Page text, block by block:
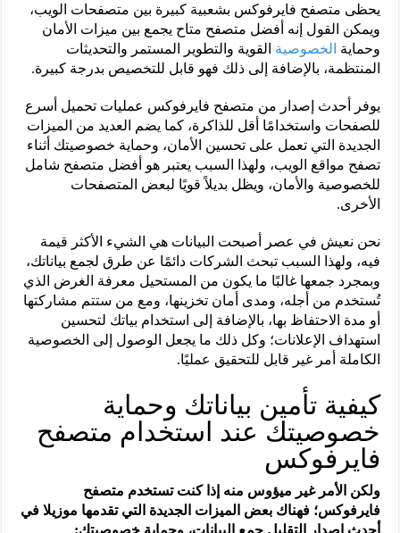
يحظى متصفح فايرفوكس بشعبية كبيرة بين متصفحات الويب،
ويمكن القول إنه أفضل متصفح متاح يجمع بين ميزات الأمان
وحماية الخصوصيةالقوية والتطوير المستمر والتحديثات
المنتظمة، بالإضافة إلى ذلك فهو قابل للتخصيص بدرجة كبيرة.
يوفر أحدث إصدار من متصفح فايرفوكس عمليات تحميل أسرع
للصفحات واستخدامًا أقل للذاكرة، كما يضم العديد من الميزات
الجديدة التي تعمل على تحسين الأمان، وحماية خصوصيتك أثناء
تصفح مواقع الويب، ولهذا السبب يعتبر هو أفضل متصفح شامل
للخصوصية والأمان، ويظل بديلاً قويًا لبعض المتصفحات
الأخرى.
نحن نعيش في عصر أصبحت البيانات هي الشيء الأكثر قيمة
فيه، ولهذا السبب تبحث الشركات دائمًا عن طرق لجمع بياناتك،
وبمجرد جمعها غالبًا ما يكون من المستحيل معرفة الغرض الذي
تُستخدم من أجله، ومدى أمان تخزينها، ومع من ستتم مشاركتها
أو مدة الاحتفاظ بها، بالإضافة إلى استخدام بياتك لتحسين
استهداف الإعلانات؛ وكل ذلك ما يجعل الوصول إلى الخصوصية
الكاملة أمر غير قابل للتحقيق عمليًا.
كيفية تأمين بياناتك وحماية
خصوصيتك عند استخدام متصفح
فايرفوكس
ولكن الأمر غير ميؤوس منه إذا كنت تستخدم متصفح
فايرفوكس؛ فهناك بعض الميزات الجديدة التي تقدمها موزيلا في
أحدث إصدار التقليل جمع البيانات، وحماية خصوصيتك: